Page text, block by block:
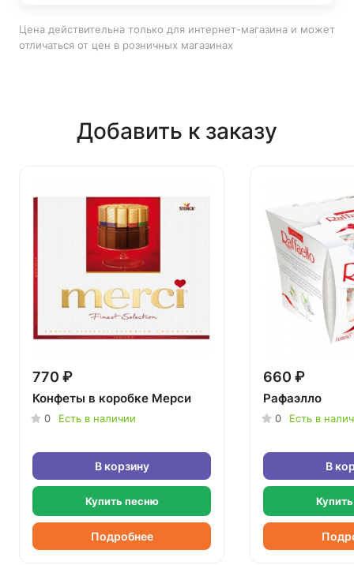
Цена действительна только для интернет-магазина и может
отличаться от цен в розничных магазинах
Добавить к заказу
770 ₽
Конфеты в коробке Мерси
0 Есть в наличии
В корзину
Купить песню
Подробнее
660 ₽
Рафаэлло
0 Есть в
В